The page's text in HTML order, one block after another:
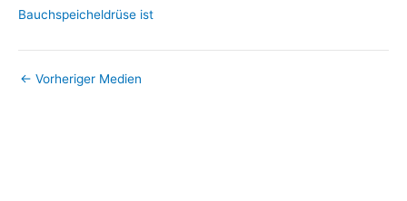
← Vorheriger Medien